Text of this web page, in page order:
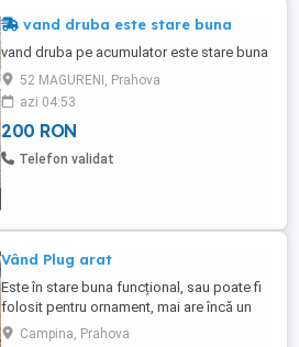
vand druba este stare buna
vand druba pe acumulator este stare buna
52 MAGURENI, Prahova
azi 04:53
200 RON
Telefon validat
Vând Plug arat
Este în stare buna funcțional, sau poate fi
folosit pentru ornament, mai are încă un
set de cuțite!
Campina, Prahova